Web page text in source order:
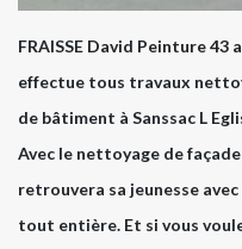
FRAISSE David Peinture
effectue tous travaux
de bâtiment à Sanssac L
Avec le nettoyage de
retrouvera sa jeunesse
tout entière. Et si vous